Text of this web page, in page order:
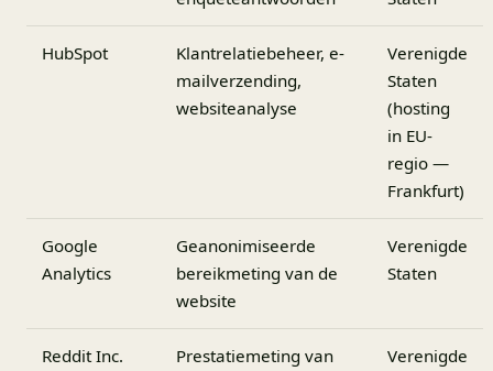
HubSpot
Klantrelatiebeheer, e-
mailverzending,
websiteanalyse
Verenigde
Staten
(hosting
in EU-
regio —
Frankfurt)
Google
Analytics
Geanonimiseerde
bereikmeting van de
website
Verenigde
Staten
Reddit Inc.
Prestatiemeting van
Verenigde